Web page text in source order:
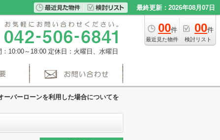
最終更新：2026年08月07日
00件
最近見た物件
00件
検討リスト
：10:00～18:00 定休日：火曜日、水曜日
ーバーローンを利用した場合についてを